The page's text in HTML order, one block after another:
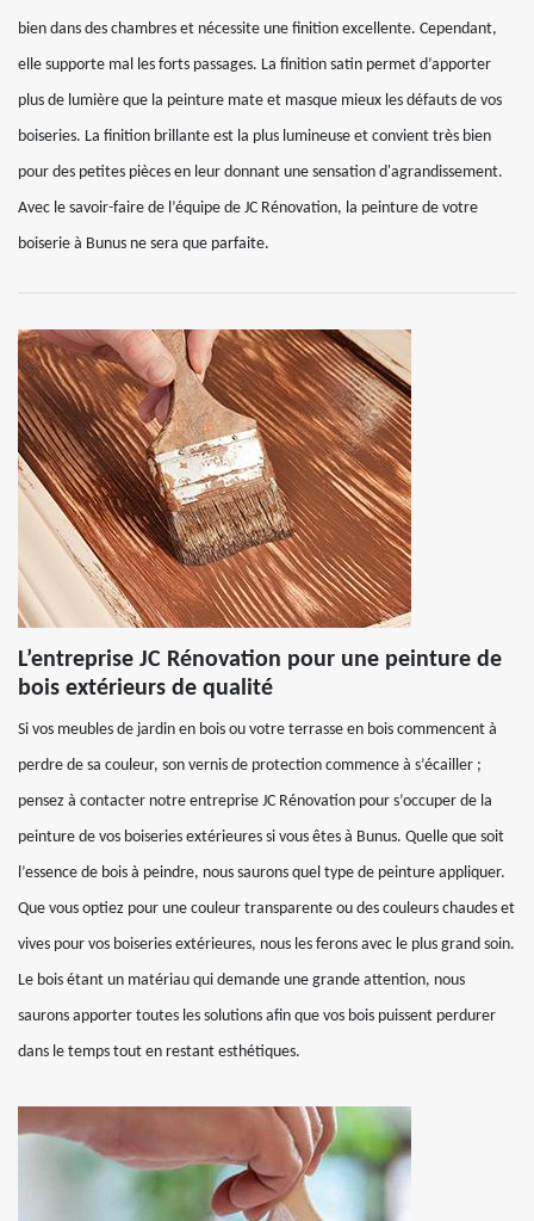
bien dans des chambres et nécessite une finition excellente. Cependant,
elle supporte mal les forts passages. La finition satin permet d’apporter
plus de lumière que la peinture mate et masque mieux les défauts de vos
boiseries. La finition brillante est la plus lumineuse et convient très bien
pour des petites pièces en leur donnant une sensation d'agrandissement.
Avec le savoir-faire de l’équipe de JC Rénovation, la peinture de votre
boiserie à Bunus ne sera que parfaite.
L’entreprise JC Rénovation pour une peinture de
bois extérieurs de qualité
Si vos meubles de jardin en bois ou votre terrasse en bois commencent à
perdre de sa couleur, son vernis de protection commence à s’écailler ;
pensez à contacter notre entreprise JC Rénovation pour s’occuper de la
peinture de vos boiseries extérieures si vous êtes à Bunus. Quelle que soit
l’essence de bois à peindre, nous saurons quel type de peinture appliquer.
Que vous optiez pour une couleur transparente ou des couleurs chaudes et
vives pour vos boiseries extérieures, nous les ferons avec le plus grand soin.
Le bois étant un matériau qui demande une grande attention, nous
saurons apporter toutes les solutions afin que vos bois puissent perdurer
dans le temps tout en restant esthétiques.